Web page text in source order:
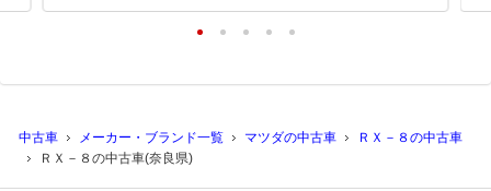
中古車 メーカー・ブランド一覧 マツダの中古車
ＲＸ－８の中古車
ＲＸ－８の中古車(奈良県)